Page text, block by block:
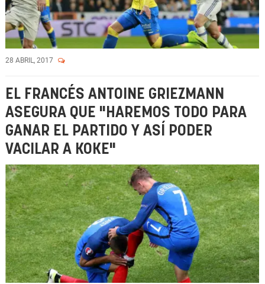
28 ABRIL, 2017
EL FRANCÉS ANTOINE GRIEZMANN
ASEGURA QUE "HAREMOS TODO PARA
GANAR EL PARTIDO Y ASÍ PODER
VACILAR A KOKE"